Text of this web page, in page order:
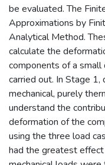
be evaluated. The
Approximations by
Analytical Method.
calculate the
components of a
carried out. In Stage
mechanical, purely
understand the
deformation of the
using the three load
had the greatest